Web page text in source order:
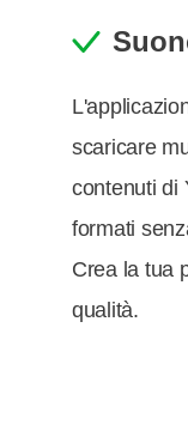
scaricare
contenuti di
formati
Crea la tua
qualità.